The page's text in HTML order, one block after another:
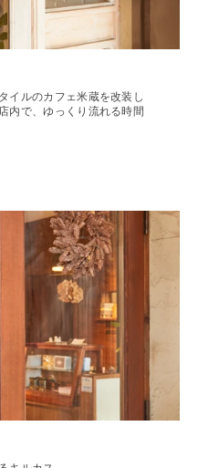
イルのカフェ米蔵を改装し
内で、ゆっくり流れる時間